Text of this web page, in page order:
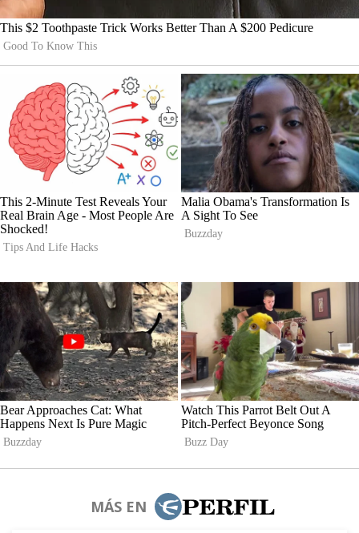
MÁS EN